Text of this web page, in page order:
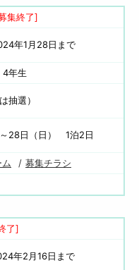
集終了]
年1月28日まで
4年生
抽選）
28日（日） 1泊2日
募集チラシ
了]
年2月16日まで